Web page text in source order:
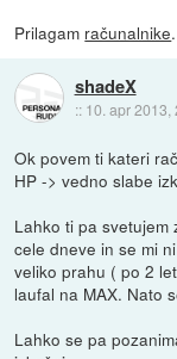
Prilagam računalnike.
shadeX
:: 10. apr 2013,
Ok povem ti kateri
HP -> vedno slabe
Lahko ti pa svetujem
cele dneve in se mi
veliko prahu ( po 2
laufal na MAX. Nato
Lahko se pa